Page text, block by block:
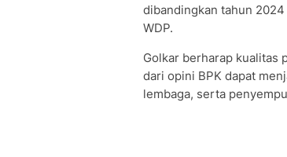
dibandingkan tahun
WDP.
Golkar berharap kualitas
dari opini BPK dapat
lembaga, serta